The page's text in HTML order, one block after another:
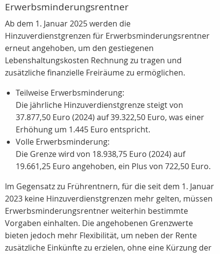
Erwerbsminderungsrentner
Ab dem 1. Januar 2025 werden die
Hinzuverdienstgrenzen für Erwerbsminderungsrentner
erneut angehoben, um den gestiegenen
Lebenshaltungskosten Rechnung zu tragen und
zusätzliche finanzielle Freiräume zu ermöglichen.
Teilweise Erwerbsminderung:
Die jährliche Hinzuverdienstgrenze steigt von
37.877,50 Euro (2024) auf 39.322,50 Euro, was einer
Erhöhung um 1.445 Euro entspricht.
Volle Erwerbsminderung:
Die Grenze wird von 18.938,75 Euro (2024) auf
19.661,25 Euro angehoben, ein Plus von 722,50 Euro.
Im Gegensatz zu Frührentnern, für die seit dem 1. Januar
2023 keine Hinzuverdienstgrenzen mehr gelten, müssen
Erwerbsminderungsrentner weiterhin bestimmte
Vorgaben einhalten. Die angehobenen Grenzwerte
bieten jedoch mehr Flexibilität, um neben der Rente
zusätzliche Einkünfte zu erzielen, ohne eine Kürzung der